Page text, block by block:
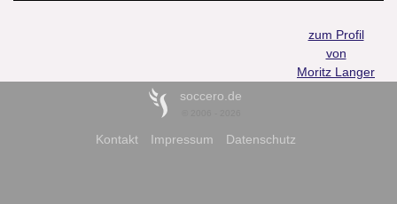
zum Profil
von
Moritz Langer
soccero.de
Kontakt Impressum Datenschutz